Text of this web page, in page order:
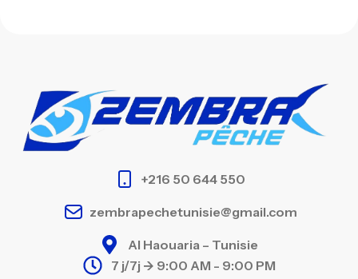
+216 50 644 550
zembrapechetunisie@gmail.com
Al Haouaria – Tunisie
7 j/7j -> 9:00 AM - 9:00 PM